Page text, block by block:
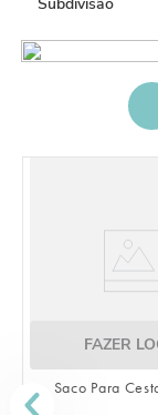
FAZER LOGIN
Para Cesta Incolor